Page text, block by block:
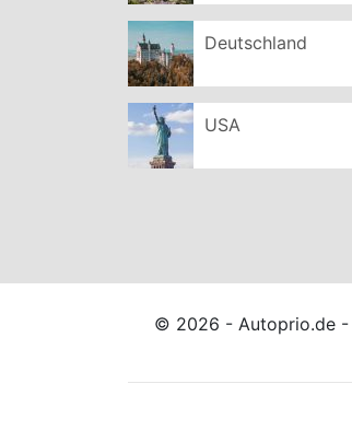
Deutschland
USA
© 2026 - Autoprio.de -